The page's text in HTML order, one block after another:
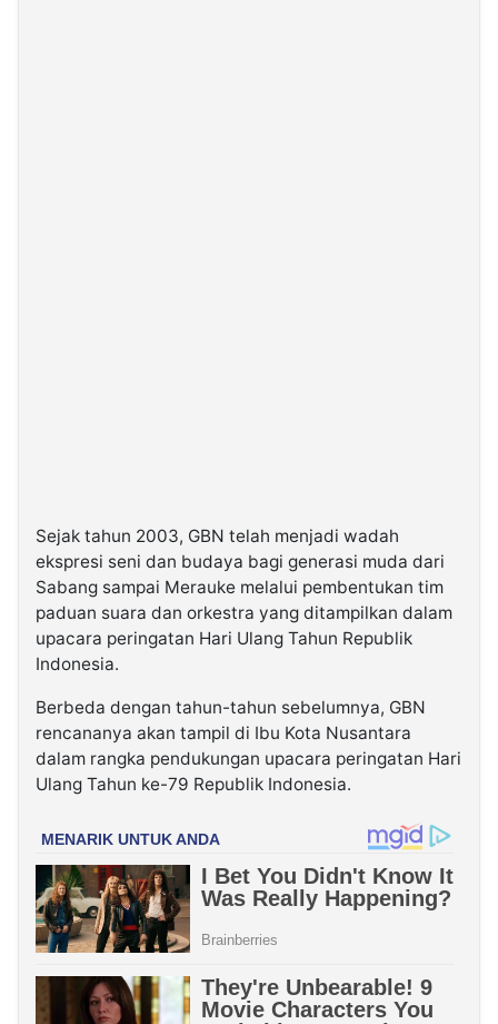
Sejak tahun 2003, GBN telah menjadi wadah
ekspresi seni dan budaya bagi generasi muda dari
Sabang sampai Merauke melalui pembentukan tim
paduan suara dan orkestra yang ditampilkan dalam
upacara peringatan Hari Ulang Tahun Republik
Indonesia.
Berbeda dengan tahun-tahun sebelumnya, GBN
rencananya akan tampil di Ibu Kota Nusantara
dalam rangka pendukungan upacara peringatan Hari
Ulang Tahun ke-79 Republik Indonesia.